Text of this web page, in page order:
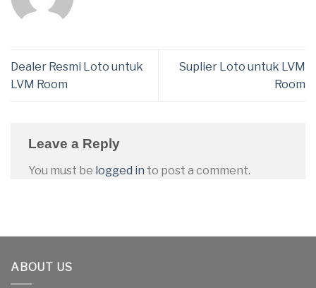
Dealer Resmi Loto untuk
LVM Room
Suplier Loto untuk LVM
Room
Leave a Reply
You must be logged in to post a comment.
ABOUT US